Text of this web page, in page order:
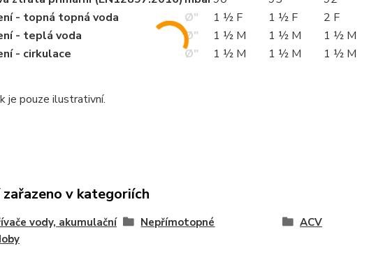
- topná topná voda
Ø" 1 ½ F 1 ½ F
2 F
- teplá voda
Ø" 1 ½ M 1 ½ M
1 ½ M
- cirkulace
Ø" 1 ½ M 1 ½ M 1 ½ M
je pouze ilustrativní.
zařazeno v kategoriích
vody, akumulační
Nepřímotopné ACV